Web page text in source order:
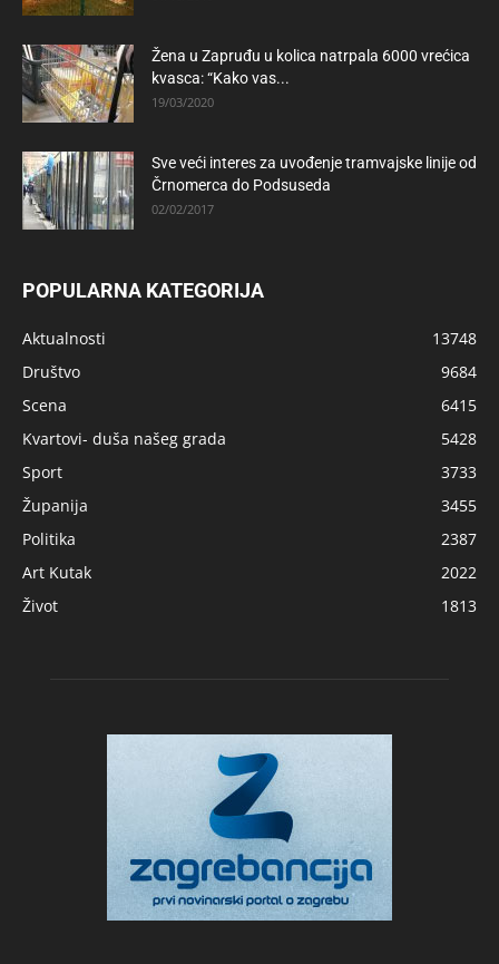
Žena u Zapruđu u kolica natrpala 6000 vrećica
kvasca: “Kako vas...
19/03/2020
Sve veći interes za uvođenje tramvajske linije od
Črnomerca do Podsuseda
02/02/2017
POPULARNA KATEGORIJA
Aktualnosti
13748
Društvo
9684
Scena
6415
Kvartovi- duša našeg grada
5428
Sport
3733
Županija
3455
Politika
2387
Art Kutak
2022
Život
1813